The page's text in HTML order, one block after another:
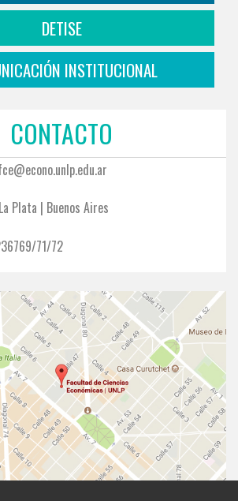
DETISE
INSTITUCIONAL
CONTACTO
Plata | Buenos Aires
71/72